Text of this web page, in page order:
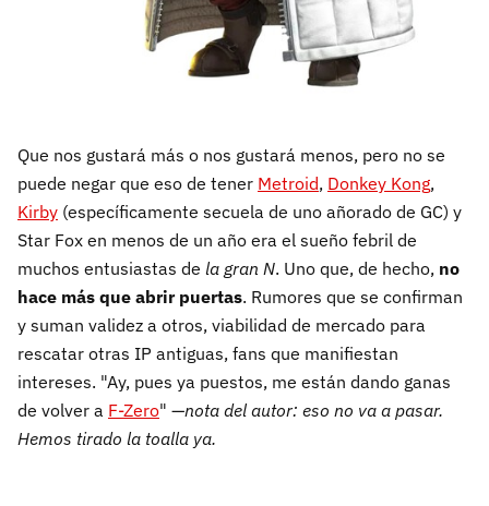
Que nos gustará más o nos gustará menos, pero no se
puede negar que eso de tener Metroid, Donkey Kong,
Kirby (específicamente secuela de uno añorado de GC) y
Star Fox en menos de un año era el sueño febril de
muchos entusiastas de la gran N. Uno que, de hecho, no
hace más que abrir puertas. Rumores que se confirman
y suman validez a otros, viabilidad de mercado para
rescatar otras IP antiguas, fans que manifiestan
intereses. "Ay, pues ya puestos, me están dando ganas
de volver a F-Zero" —nota del autor: eso no va a pasar.
Hemos tirado la toalla ya.